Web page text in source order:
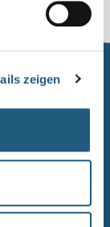
zeigen